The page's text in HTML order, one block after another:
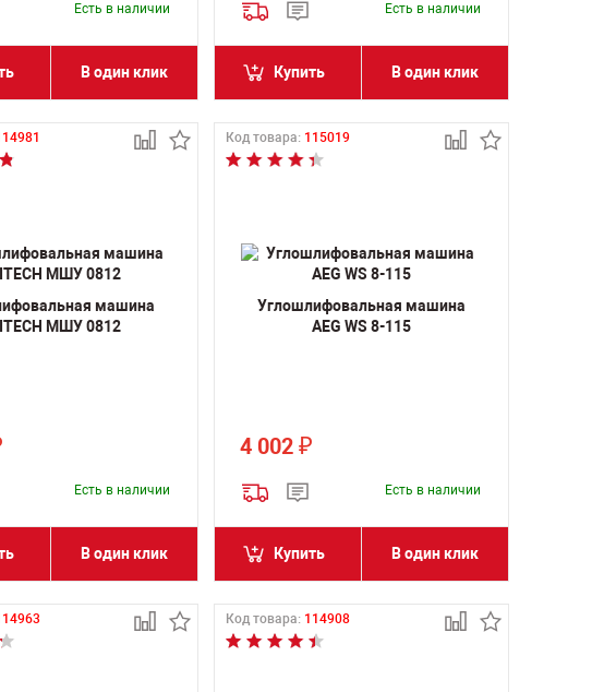
Есть в наличии
В один клик
Есть в наличии
Купить В один клик
машина
МШУ 0812
Есть в наличии
В один клик
Код товара: 115019
Углошлифовальная машина
AEG WS 8-115
4 002₽
Есть в наличии
Купить В один клик
Код товара: 114908